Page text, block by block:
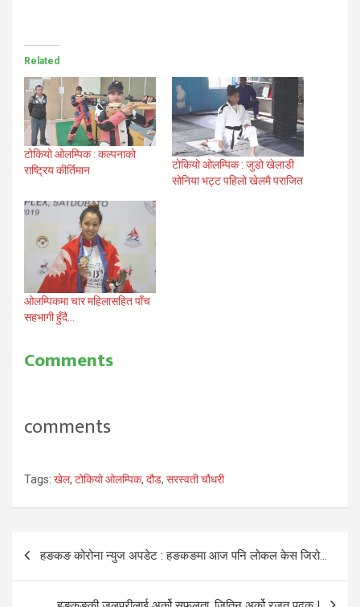
Related
टोकियो ओलम्पिक : कल्पनाको
राष्ट्रिय कीर्तिमान
टोकियो ओलम्पिक : जुडो खेलाडी
सोनिया भट्ट पहिलो खेलमै पराजित
ओलम्पिकमा चार महिलासहित पाँच
सहभागी हुँदै…
Comments
comments
Tags: खेल, टोकियो ओलम्पिक, दौड, सरस्वती चौधरी
Post
navigation
हङकङ कोरोना न्युज अपडेट : हङकङमा आज पनि लोकल केस जिरो…